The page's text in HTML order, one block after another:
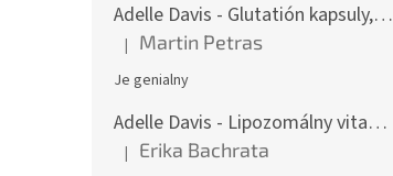
Adelle Davis - Glutatión kapsuly, 30 denných dávok
Hodnotenie produktu je 5 z 5 hviezdičiek.
| Martin Petras
Je genialny
Adelle Davis - Lipozomálny vitamín C, 200 ml + Práškový vitamín C, 500 g
Hodnotenie produktu je 5 z 5 hviezdičiek.
| Erika Bachrata